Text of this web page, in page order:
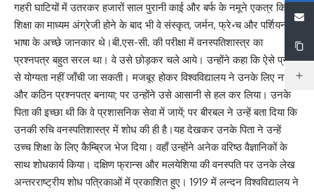
गहरी घाटियों में उतरकर हजारों साल पुरानी काई और बर्फ के नमूने एकत्र किये।
शिक्षा का माध्यम अंग्रेजी होने के बाद भी वे संस्कृत, जर्मन, फ्रे॰च और पर्शियन
भाषा के अच्छे जानकार थे।बी.एस-सी. की परीक्षा में वनस्पतिशास्त्र का
प्रश्नपत्र बहुत सरल था। वे उसे छोड़कर चले आये। उन्होंने कहा कि ऐसे प्रश्नों
से योग्यता नहीं जाँची जा सकती। मजबूर होकर विश्वविद्यालय ने उनके लिए नया
और कठिन प्रश्नपत्र बनाया; पर उन्होंने उसे आसानी से हल कर लिया। उनके
पिता की इच्छा थी कि वे प्रशासनिक सेवा में जायें; पर बीरबल ने उन्हें बता दिया कि
उनकी रुचि वनस्पतिशास्त्र में शोध की ही है।यह देखकर उनके पिता ने उन्हें
उच्च शिक्षा के लिए कैम्ब्रिज भेज दिया। वहाँ उन्होंने अनेक वरिष्ठ वैज्ञानिकों के
साथ शोधकार्य किया। दक्षिण फ्रान्स और मलयेशिया की वनस्पति पर उनके लेख
अन्तरराष्ट्रीय शोध पत्रिकाओं में प्रकाशित हुए। 1919 में लन्दन विश्वविद्यालय ने